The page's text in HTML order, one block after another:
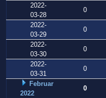
2022-
03-28
0
2022-
03-29
0
2022-
03-30
0
2022-
03-31
0
Februar
2022
0